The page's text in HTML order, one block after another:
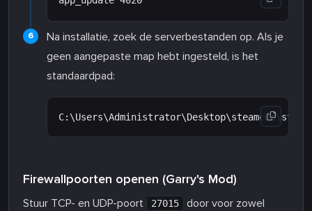
Na installatie, zoek de serverbestanden op. Als je
geen aangepaste map hebt ingesteld, is het
standaardpad:
Firewallpoorten openen (Garry's Mod)
Stuur TCP- en UDP-poort 27015
door voor zowel